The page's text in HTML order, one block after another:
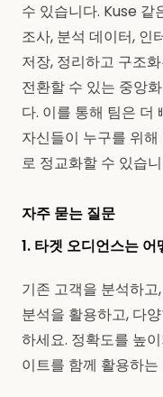
수 있습니다. Kuse 같
조사, 분석 데이터, 인
저장, 정리하고 구조
전환할 수 있는 중앙
다. 이를 통해 팀은 더
자신들이 누구를 위
로 정교화할 수 있습
자주 묻는 질문
1. 타겟 오디언스는
기존 고객을 분석하
분석을 활용하고, 다
하세요. 정확도를 높
이트를 함께 활용하